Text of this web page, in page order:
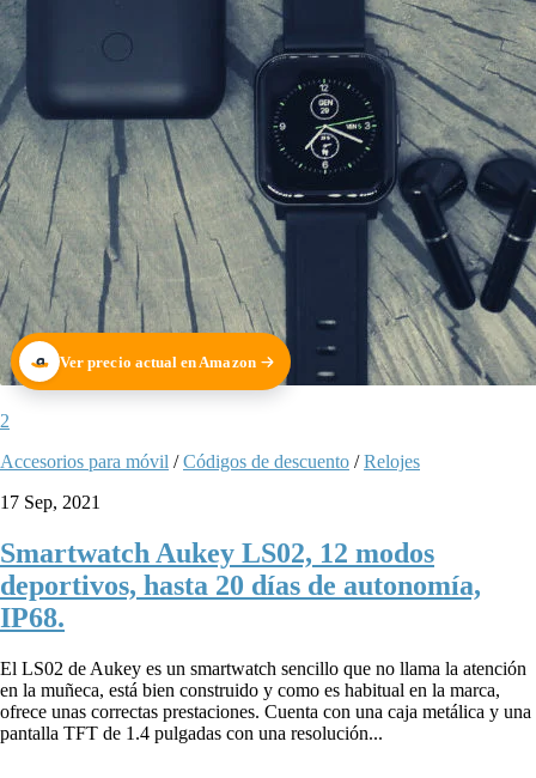
Ver precio actual en Amazon
2
Accesorios para móvil /Códigos de descuento /Relojes
17 Sep, 2021
Smartwatch Aukey LS02, 12 modos
deportivos, hasta 20 días de autonomía,
IP68.
El LS02 de Aukey es un smartwatch sencillo que no llama la atención
en la muñeca, está bien construido y como es habitual en la marca,
ofrece unas correctas prestaciones. Cuenta con una caja metálica y una
pantalla TFT de 1.4 pulgadas con una resolución...